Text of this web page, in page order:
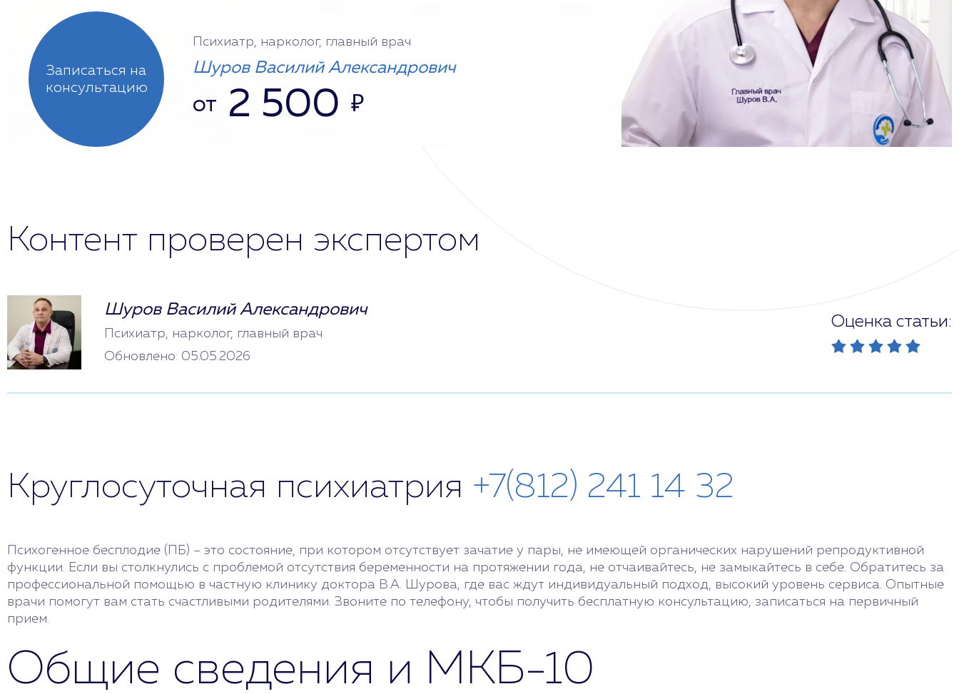
Записаться на
консультацию
Психиатр, нарколог, главный врач
Шуров Василий Александрович
от 2 500 ₽
Контент проверен экспертом
Шуров Василий Александрович
Психиатр, нарколог, главный врач
Обновлено: 05.05.2026
Оценка статьи:
Круглосуточная психиатрия +7(812) 241 14 32
Психогенное бесплодие (ПБ) – это состояние, при котором отсутствует зачатие у пары, не имеющей органических нарушений репродуктивной
функции. Если вы столкнулись с проблемой отсутствия беременности на протяжении года, не отчаивайтесь, не замыкайтесь в себе. Обратитесь за
профессиональной помощью в частную клинику доктора В.А. Шурова, где вас ждут индивидуальный подход, высокий уровень сервиса. Опытные
врачи помогут вам стать счастливыми родителями. Звоните по телефону, чтобы получить бесплатную консультацию, записаться на первичный
прием.
Общие сведения и МКБ-10